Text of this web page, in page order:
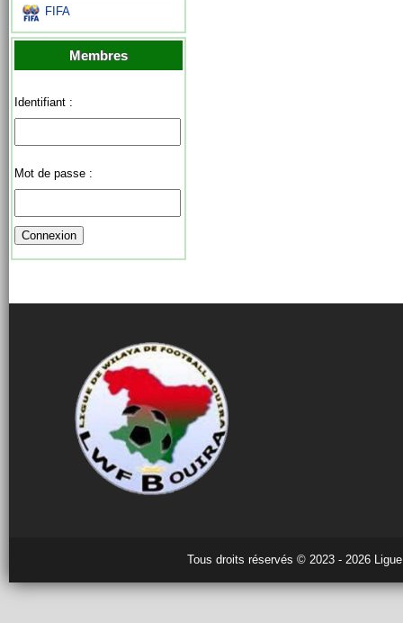
FIFA
Membres
Identifiant :
Mot de passe :
Tous droits réservés © 2023 - 2026